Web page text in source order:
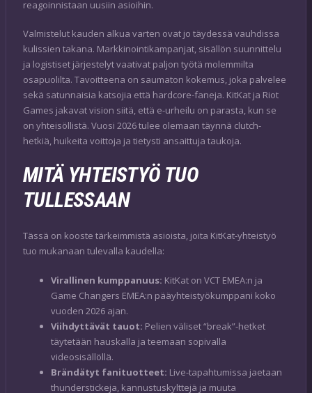
reagoinnistaan uusiin asioihin.
Valmistelut kauden alkua varten ovat jo täydessä vauhdissa
kulissien takana. Markkinointikampanjat, sisällön suunnittelu
ja logistiset järjestelyt vaativat paljon työtä molemmilta
osapuolilta. Tavoitteena on saumaton kokemus, joka palvelee
sekä satunnaisia katsojia että hardcore-faneja. KitKat ja Riot
Games jakavat vision siitä, että e-urheilu on parasta, kun se
on yhteisöllistä. Vuosi 2026 tulee olemaan täynnä clutch-
hetkiä, huikeita voittoja ja tietysti ansaittuja taukoja.
MITÄ YHTEISTYÖ TUO
TULLESSAAN
Tässä on kooste tärkeimmistä asioista, joita KitKat-yhteistyö
tuo mukanaan tulevalla kaudella:
Virallinen kumppanuus: KitKat on VCT EMEA:n ja
Game Changers EMEA:n pääyhteistyökumppani koko
vuoden 2026 ajan.
Viihdyttävät tauot: Pelien väliset “break”-hetket
täytetään hauskalla ja teemaan sopivalla
videosisällöllä.
Brändätyt fanituotteet: Live-tapahtumissa jaetaan
thunderstickeja, kannustuskylttejä ja muuta